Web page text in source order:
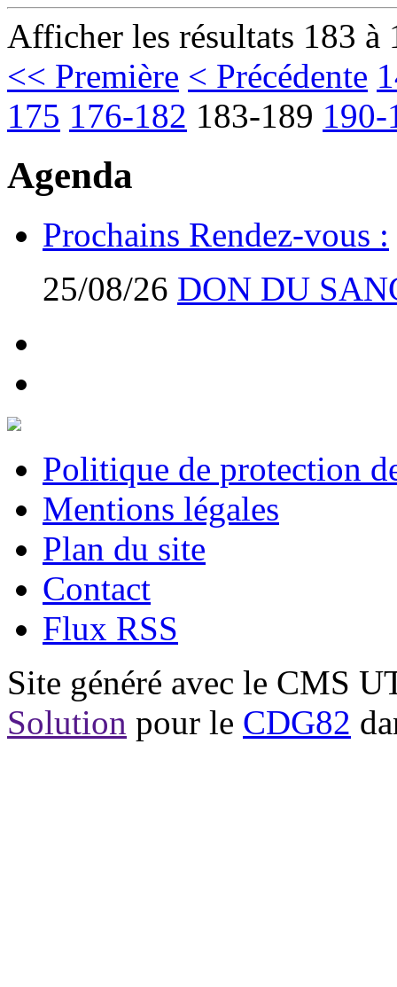
Afficher les résultats 183 à
<< Première < Précédente
175 176-182 183-189 190-
Agenda
Prochains Rendez-vous :
25/08/26 DON DU
Politique de protection
Mentions légales
Plan du site
Contact
Flux RSS
Site généré avec le CMS
Solution pour le CDG82